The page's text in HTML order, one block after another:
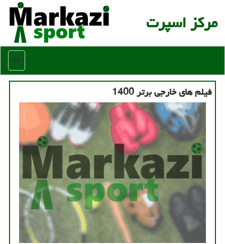
مركز اسپرت
منو
فیلم های خارجی برتر 1400